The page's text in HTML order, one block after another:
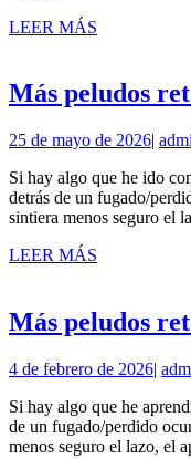
LEER MÁS
Más peludos
25 de mayo de 202625
mayo
de
2026
|
Si hay algo que he ido
detrás de un fugado/
sintiera menos seguro el
LEER MÁS
Más peludos
4 de febrero de 20264
de
2026
|
Si hay algo que he
de un fugado/perdido
menos seguro el lazo, el